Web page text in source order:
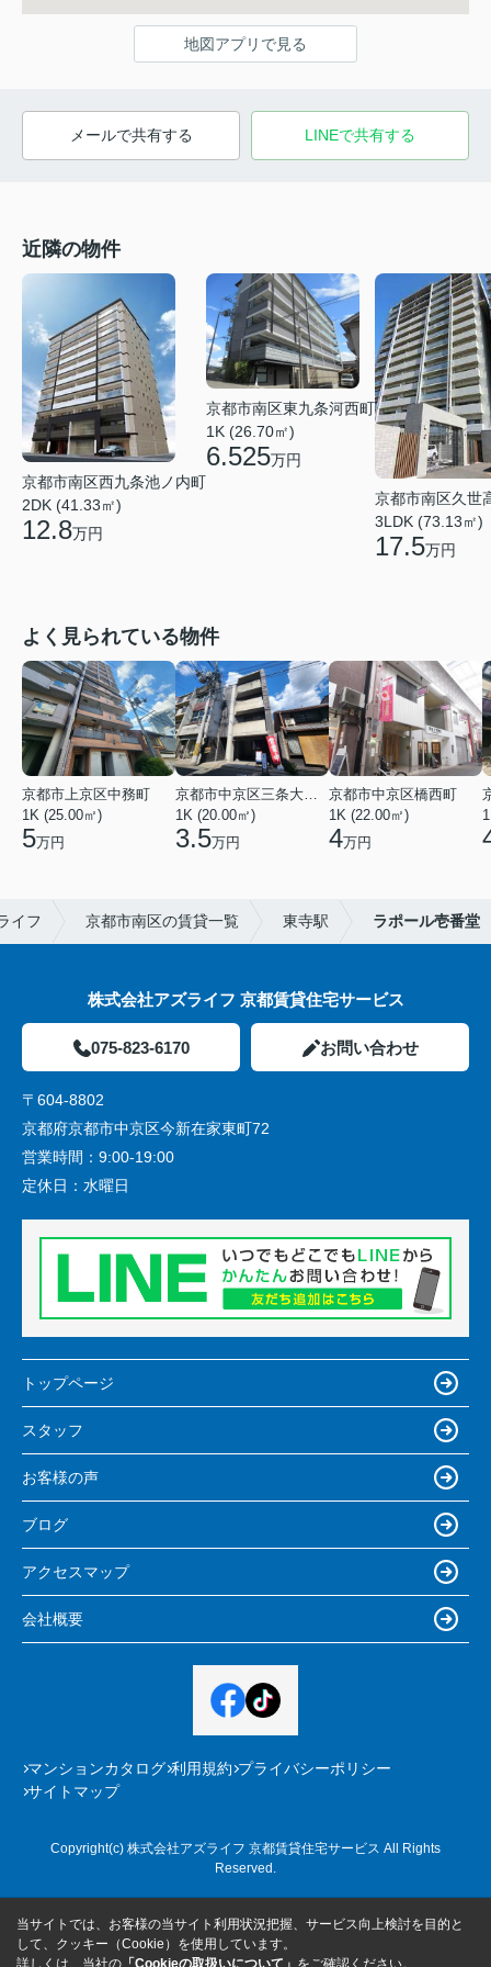
地図アプリで見る
メールで共有する LINEで共有する
近隣の物件
京都市南区西九条池ノ内町
2DK (41.33㎡)
12.8万円
京都市南区東九条河西町
1K (26.70㎡)
6.525万円
京都市南区久世
3LDK (73.13㎡)
17.5万円
よく見られている物件
京都市上京区中務町
1K (25.00㎡)
5万円
京都市中京区三条大宮町
1K (20.00㎡)
3.5万円
京都市中京区橋西町
1K (22.00㎡)
4万円
イフ 京都市南区の賃貸一覧 東寺駅 ラポール壱番堂
株式会社アズライフ 京都賃貸住宅サービス
075-823-6170 お問い合わせ
〒604-8802
京都府京都市中京区今新在家東町72
営業時間： 9:00-19:00
定休日： 水曜日
トップページ
スタッフ
お客様の声
ブログ
アクセスマップ
会社概要
マンションカタログ 利用規約 プライバシーポリシー
サイトマップ
Copyright(c) 株式会社アズライフ 京都賃貸住宅サービス All Rights
Reserved.
当サイトでは、お客様の当サイト利用状況把握、サービス向上検討を目的と
して、クッキー（Cookie）を使用しています。
詳しくは、当社の 「Cookieの取扱いについて」 をご確認ください。